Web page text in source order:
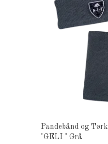
Pandebånd og
"GELI " Grå